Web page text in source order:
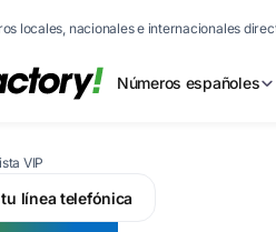
locales, nacionales e internacionales
Números españoles
VIP
línea telefónica